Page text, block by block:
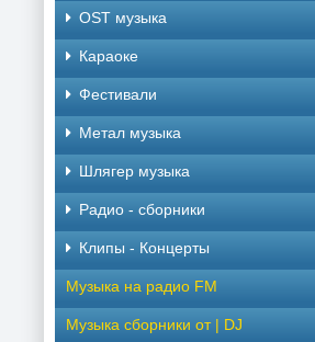
OST музыка
Караоке
Фестивали
Метал музыка
Шлягер музыка
Радио - сборники
Клипы - Концерты
Музыка на радио FM
Музыка сборники от | DJ